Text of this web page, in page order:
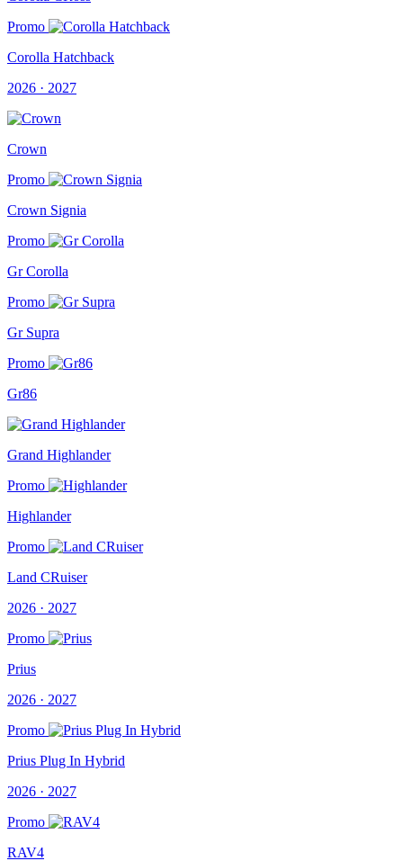
Promo
Corolla Hatchback
2026 · 2027
Crown
Promo
Crown Signia
Promo
Gr Corolla
Promo
Gr Supra
Promo
Gr86
Grand Highlander
Promo
Highlander
Promo
Land CRuiser
2026 · 2027
Promo
Prius
2026 · 2027
Promo
Prius Plug In Hybrid
2026 · 2027
Promo
RAV4